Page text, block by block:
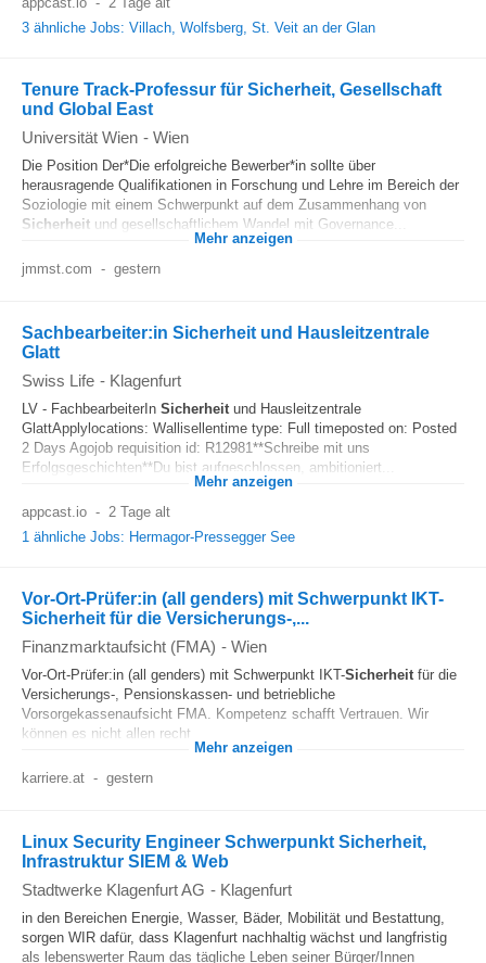
3 ähnliche Jobs: Villach, Wolfsberg, St. Veit an der Glan
Tenure Track-Professur für Sicherheit, Gesellschaft
und Global East
Universität Wien - Wien
Die Position Der*Die erfolgreiche Bewerber*in sollte über
herausragende Qualifikationen in Forschung und Lehre im Bereich der
Soziologie mit einem Schwerpunkt auf dem Zusammenhang von
Sicherheit und gesellschaftlichem Wandel mit Governance...
Mehr anzeigen
jmmst.com - gestern
Sachbearbeiter:in Sicherheit und Hausleitzentrale
Glatt
Swiss Life - Klagenfurt
LV - FachbearbeiterIn Sicherheitund Hausleitzentrale
GlattApplylocations: Wallisellentime type: Full timeposted on: Posted
2 Days Agojob requisition id: R12981**Schreibe mit uns
Erfolgsgeschichten**Du bist aufgeschlossen, ambitioniert...
Mehr anzeigen
appcast.io - 2 Tage alt
1 ähnliche Jobs: Hermagor-Pressegger See
Vor-Ort-Prüfer:in (all genders) mit Schwerpunkt IKT-
Sicherheit für die Versicherungs-,...
Finanzmarktaufsicht (FMA) - Wien
Vor-Ort-Prüfer:in (all genders) mit Schwerpunkt IKT-Sicherheitfür die
Versicherungs-, Pensionskassen- und betriebliche
Vorsorgekassenaufsicht FMA. Kompetenz schafft Vertrauen. Wir
können es nicht allen recht...
Mehr anzeigen
karriere.at - gestern
Linux Security Engineer Schwerpunkt Sicherheit,
Infrastruktur SIEM & Web
Stadtwerke Klagenfurt AG - Klagenfurt
in den Bereichen Energie, Wasser, Bäder, Mobilität und Bestattung,
sorgen WIR dafür, dass Klagenfurt nachhaltig wächst und langfristig
als lebenswerter Raum das tägliche Leben seiner Bürger/Innen